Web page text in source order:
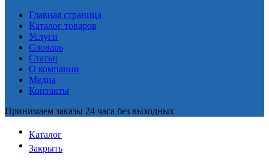
Главная страница
Каталог товаров
Услуги
Словарь
Статьи
О компании
Медиа
Контакты
Принимаем заказы 24 часа без выходных
Каталог
Закрыть